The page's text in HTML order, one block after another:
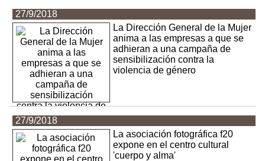
27/9/2018
La Dirección General de la Mujer
anima a las empresas a que se
adhieran a una campaña de
sensibilización contra la
violencia de género
27/9/2018
La asociación fotográfica f20
expone en el centro cultural
'cuerpo y alma'